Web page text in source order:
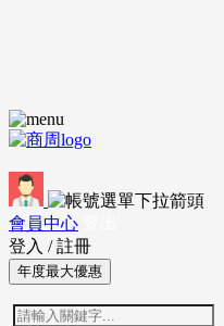
會員中心
登入 / 註冊
年度最大優惠